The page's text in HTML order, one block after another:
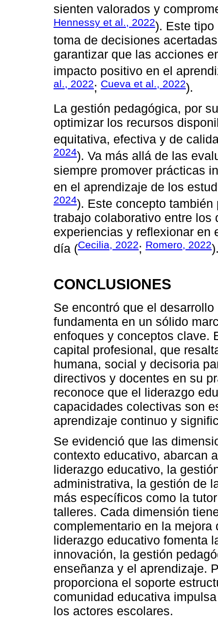
sienten valorados y
Hennessy et al., 2022). Este tipo
toma de decisiones
garantizar que las acciones
impacto positivo en el
al., 2022; Cueva et al., 2022).
La gestión pedagógica, por
optimizar los recursos
equitativa, efectiva y de
2024). Va más allá de las
siempre promover prácticas
en el aprendizaje de los
2024). Este concepto
trabajo colaborativo entre los
experiencias y reflexionar en
día (Cecilia, 2022; Romero, 2022
CONCLUSIONES
Se encontró que el
fundamenta en un sólido
enfoques y conceptos clave.
capital profesional, que
humana, social y decisoria
directivos y docentes en su
reconoce que el liderazgo
capacidades colectivas son
aprendizaje continuo y
Se evidenció que las
contexto educativo, abarcan
liderazgo educativo, la
administrativa, la gestión de
más específicos como la
talleres. Cada dimensión
complementario en la
liderazgo educativo fomenta
innovación, la gestión
enseñanza y el aprendizaje.
proporciona el soporte
comunidad educativa
los actores escolares.